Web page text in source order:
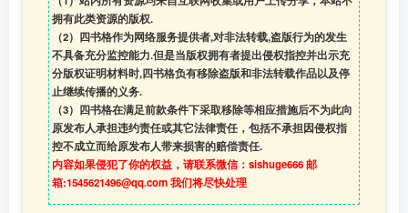
拥有此类资源的版权.
（2）四书格作为网络服务提供者,对非法转载,盗版行为的发生
不具备充分监控能力.但是当版权拥有者提出侵权指控并出示充
分版权证明材料时,四书格负有移除盗版和非法转载作品以及停
止继续传播的义务.
（3）四书格在满足前款条件下采取移除等相应措施后不为此向
原发布人承担违约责任或其它法律责任，包括不承担因侵权指
控不成立而给原发布人带来损害的赔偿责任.
内容如果侵犯了你的权益，请联系微信：sishuge666 邮
箱:1545621496@qq.com 我们将尽快处理